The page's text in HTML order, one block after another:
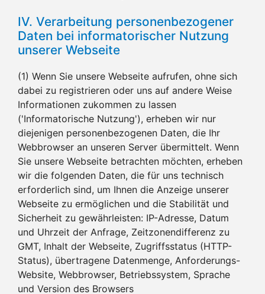
IV. Verarbeitung personenbezogener
Daten bei informatorischer Nutzung
unserer Webseite
(1) Wenn Sie unsere Webseite aufrufen, ohne sich
dabei zu registrieren oder uns auf andere Weise
Informationen zukommen zu lassen
('Informatorische Nutzung'), erheben wir nur
diejenigen personenbezogenen Daten, die Ihr
Webbrowser an unseren Server übermittelt. Wenn
Sie unsere Webseite betrachten möchten, erheben
wir die folgenden Daten, die für uns technisch
erforderlich sind, um Ihnen die Anzeige unserer
Webseite zu ermöglichen und die Stabilität und
Sicherheit zu gewährleisten: IP-Adresse, Datum
und Uhrzeit der Anfrage, Zeitzonendifferenz zu
GMT, Inhalt der Webseite, Zugriffsstatus (HTTP-
Status), übertragene Datenmenge, Anforderungs-
Website, Webbrowser, Betriebssystem, Sprache
und Version des Browsers